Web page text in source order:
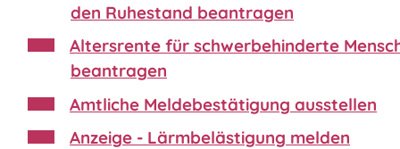
den Ruhestand beantragen
Altersrente für schwerbehinderte
beantragen
Amtliche Meldebestätigung ausstellen
Anzeige - Lärmbelästigung melden